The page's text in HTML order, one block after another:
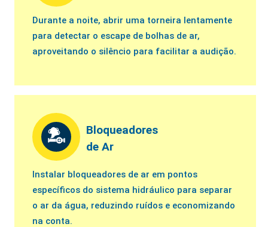
Durante a noite, abrir uma torneira lentamente
para detectar o escape de bolhas de ar,
aproveitando o silêncio para facilitar a audição.
Bloqueadores
de Ar
Instalar bloqueadores de ar em pontos
específicos do sistema hidráulico para separar
o ar da água, reduzindo ruídos e economizando
na conta.